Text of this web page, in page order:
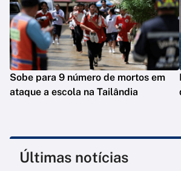
Sobe para 9 número de mortos em
ataque a escola na Tailândia
Últimas notícias